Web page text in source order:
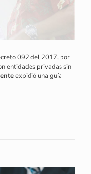
092 del 2017, por
entidades privadas sin
expidió una guía